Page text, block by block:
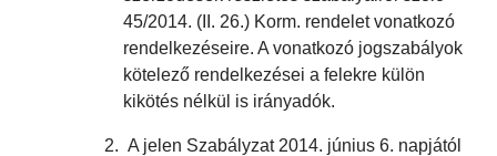
45/2014. (II. 26.) Korm. rendelet vonatkozó
rendelkezéseire. A vonatkozó jogszabályok
kötelező rendelkezései a felekre külön
kikötés nélkül is irányadók.
A jelen Szabályzat 2014. június 6. napjától